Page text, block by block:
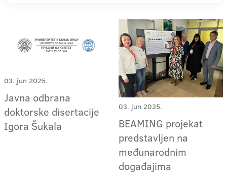
03. jun 2025.
Javna odbrana
doktorske disertacije
Igora Šukala
03. jun 2025.
BEAMING projekat
predstavljen na
međunarodnim
događajima